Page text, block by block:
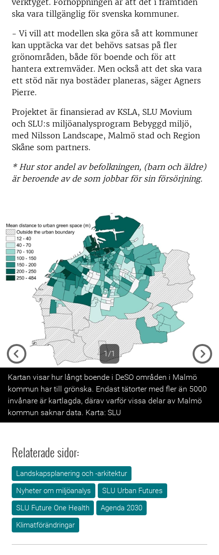
verktyget. Förhoppningen är att det i framtiden
ska vara tillgänglig för svenska kommuner.
- Vi vill att modellen ska göra så att kommuner
kan upptäcka var det behövs satsas på fler
grönområden, både för boende och för att
hantera extremväder. Men också att det ska vara
ett stöd när nya bostäder planeras, säger Agners
Pierre.
Projektet är finansierad av KSLA, SLU Movium
och SLU:s miljöanalysprogram Bebyggd miljö,
med Nilsson Landscape, Malmö stad och Region
Skåne som partners.
* Hur stor andel av befolkningen, (barn och äldre)
är beroende av de som jobbar för sin försörjning.
1/1
Previous
Kartan visar hur långt boende i DeSO områden i Malmö
kommun har till grönska. Endast tätorter med fler än 5000
invånare är kartlagda, därav varför vissa delar av Malmö
kommun saknar data. Karta: SLU
Relaterade sidor:
Landskapsplanering och -arkitektur
Nyheter om miljöanalys
SLU Urban Futures
SLU Future One Health
Agenda 2030
Klimatförändringar